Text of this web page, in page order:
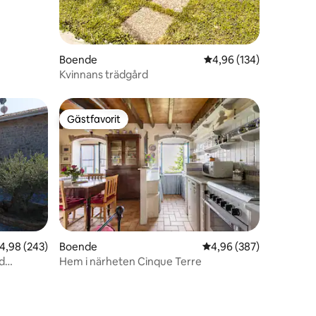
Boende 4,96 av 5 i
4,96 (134)
Kvinnans trädgård
av 5 i genomsnittligt betyg, 243 omdömen
4,98 (243)
Gästfavorit
Gästfavorit
Boende 4,96 av 5 i
4,96 (387)
Hem i närheten Cinque Terre